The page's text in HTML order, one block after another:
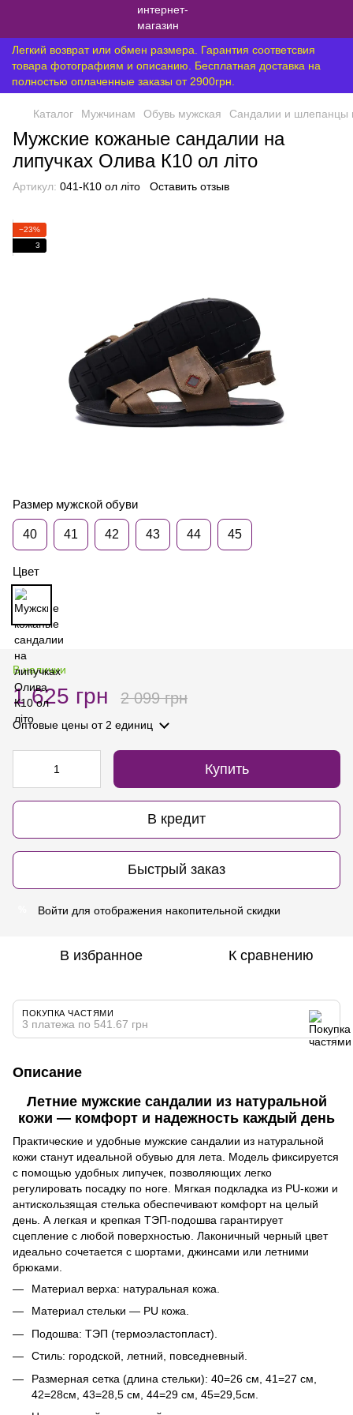
Легкий возврат или обмен размера. Гарантия соответсвия
товара фотографиям и описанию. Бесплатная доставка на
полностью оплаченные заказы от 2900грн.
Каталог Мужчинам Обувь мужская Сандалии и шлепанцы
Мужские кожаные сандалии на
липучках Олива К10 ол літо
Артикул: 041-К10 ол літо Оставить отзыв
−23%
3
Размер мужской обуви
40 41 42 43 44 45
Цвет
В наличии
1 625 грн 2 099 грн
Оптовые цены от 2 единиц
Купить
В кредит
Быстрый заказ
Войти для отображения накопительной скидки
В избранное К сравнению
ПОКУПКА ЧАСТЯМИ
3 платежа по 541.67 грн
Описание
Летние мужские сандалии из натуральной
кожи — комфорт и надежность каждый день
Практические и удобные мужские сандалии из натуральной
кожи станут идеальной обувью для лета. Модель фиксируется
с помощью удобных липучек, позволяющих легко
регулировать посадку по ноге. Мягкая подкладка из PU-кожи и
антискользящая стелька обеспечивают комфорт на целый
день. А легкая и крепкая ТЭП-подошва гарантирует
сцепление с любой поверхностью. Лаконичный черный цвет
идеально сочетается с шортами, джинсами или летними
брюками.
Материал верха: натуральная кожа.
Материал стельки ― PU кожа.
Подошва: ТЭП (термоэластопласт).
Стиль: городской, летний, повседневный.
Размерная сетка (длина стельки): 40=26 см, 41=27 см,
42=28см, 43=28,5 см, 44=29 см, 45=29,5см.